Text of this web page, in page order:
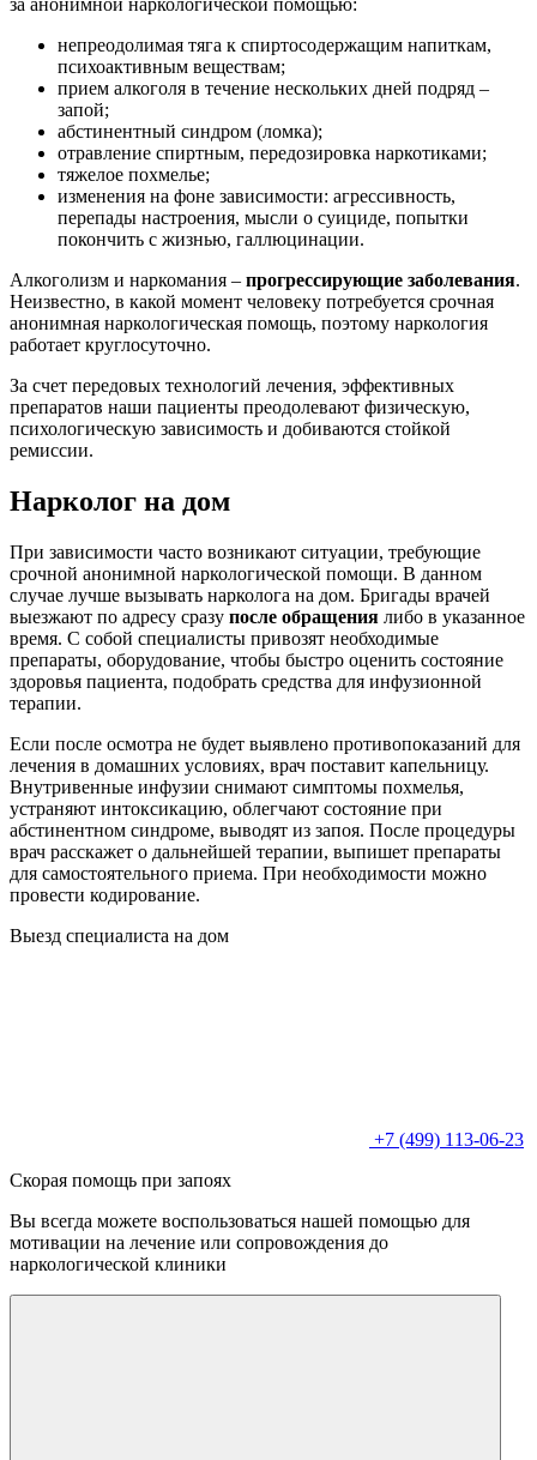
за анонимной наркологической помощью:
непреодолимая тяга к спиртосодержащим напиткам,
психоактивным веществам;
прием алкоголя в течение нескольких дней подряд –
запой;
абстинентный синдром (ломка);
отравление спиртным, передозировка наркотиками;
тяжелое похмелье;
изменения на фоне зависимости: агрессивность,
перепады настроения, мысли о суициде, попытки
покончить с жизнью, галлюцинации.
Алкоголизм и наркомания – прогрессирующие заболевания.
Неизвестно, в какой момент человеку потребуется срочная
анонимная наркологическая помощь, поэтому наркология
работает круглосуточно.
За счет передовых технологий лечения, эффективных
препаратов наши пациенты преодолевают физическую,
психологическую зависимость и добиваются стойкой
ремиссии.
Нарколог на дом
При зависимости часто возникают ситуации, требующие
срочной анонимной наркологической помощи. В данном
случае лучше вызывать нарколога на дом. Бригады врачей
выезжают по адресу сразу после обращения либо в указанное
время. С собой специалисты привозят необходимые
препараты, оборудование, чтобы быстро оценить состояние
здоровья пациента, подобрать средства для инфузионной
терапии.
Если после осмотра не будет выявлено противопоказаний для
лечения в домашних условиях, врач поставит капельницу.
Внутривенные инфузии снимают симптомы похмелья,
устраняют интоксикацию, облегчают состояние при
абстинентном синдроме, выводят из запоя. После процедуры
врач расскажет о дальнейшей терапии, выпишет препараты
для самостоятельного приема. При необходимости можно
провести кодирование.
Выезд специалиста на дом
+7 (499) 113-06-23
Скорая помощь при запоях
Вы всегда можете воспользоваться нашей помощью для
мотивации на лечение или сопровождения до
наркологической клиники